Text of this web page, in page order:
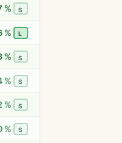
% S
% L
% S
% S
% S
% S